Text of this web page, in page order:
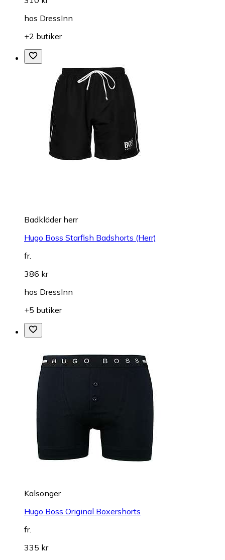
hos DressInn
+2 butiker
Badkläder herr
Hugo Boss Starfish Badshorts (Herr)
fr.
386 kr
hos DressInn
+5 butiker
Kalsonger
Hugo Boss Original Boxershorts
fr.
335 kr